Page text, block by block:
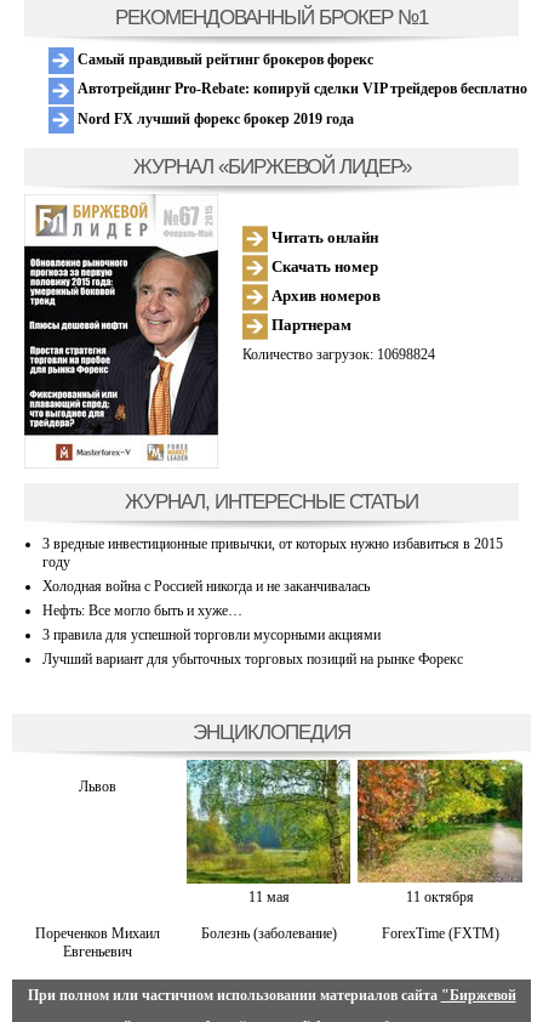
РЕКОМЕНДОВАННЫЙ БРОКЕР №1
Самый правдивый рейтинг брокеров форекс
Автотрейдинг Pro-Rebate: копируй сделки VIP трейдеров бесплатно
Nord FX лучший форекс брокер 2019 года
ЖУРНАЛ «БИРЖЕВОЙ ЛИДЕР»
Читать онлайн
Скачать номер
Архив номеров
Партнерам
Количество загрузок: 10698824
ЖУРНАЛ, ИНТЕРЕСНЫЕ СТАТЬИ
3 вредные инвестиционные привычки, от которых нужно избавиться в 2015
году
Холодная война с Россией никогда и не заканчивалась
Нефть: Все могло быть и хуже…
3 правила для успешной торговли мусорными акциями
Лучший вариант для убыточных торговых позиций на рынке Форекс
ЭНЦИКЛОПЕДИЯ
Львов
11 мая 11 октября
Пореченков Михаил
Евгеньевич
Болезнь (заболевание) ForexTime (FXTM)
При полном или частичном использовании материалов сайта "Биржевой